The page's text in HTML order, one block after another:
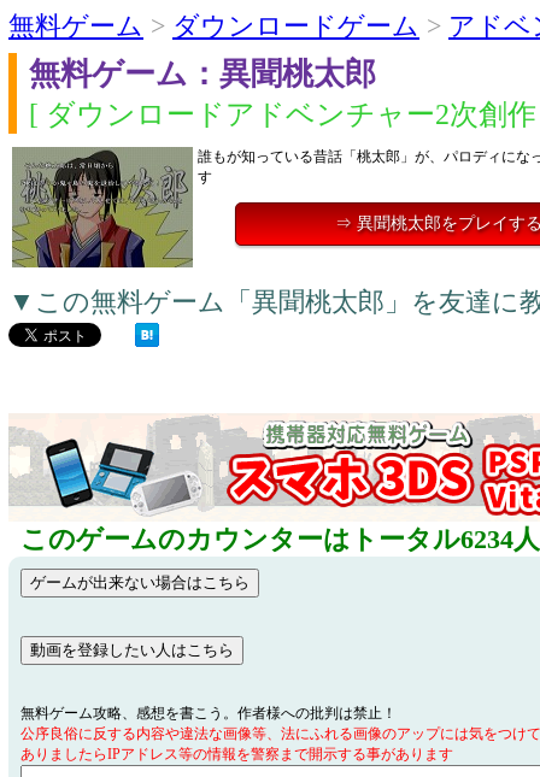
無料ゲーム > ダウンロードゲーム > アドベ
無料ゲーム：異聞桃太郎
[ ダウンロードアドベンチャー2次創
誰もが知っている昔話「桃太郎」が、パロディにな
す
⇒ 異聞桃太郎をプレイす
▼この無料ゲーム「異聞桃太郎」を友達に
このゲームのカウンターはトータル6234
無料ゲーム攻略、感想を書こう。作者様への批判は禁止！
公序良俗に反する内容や違法な画像等、法にふれる画像のアップには気をつけ
ありましたらIPアドレス等の情報を警察まで開示する事があります